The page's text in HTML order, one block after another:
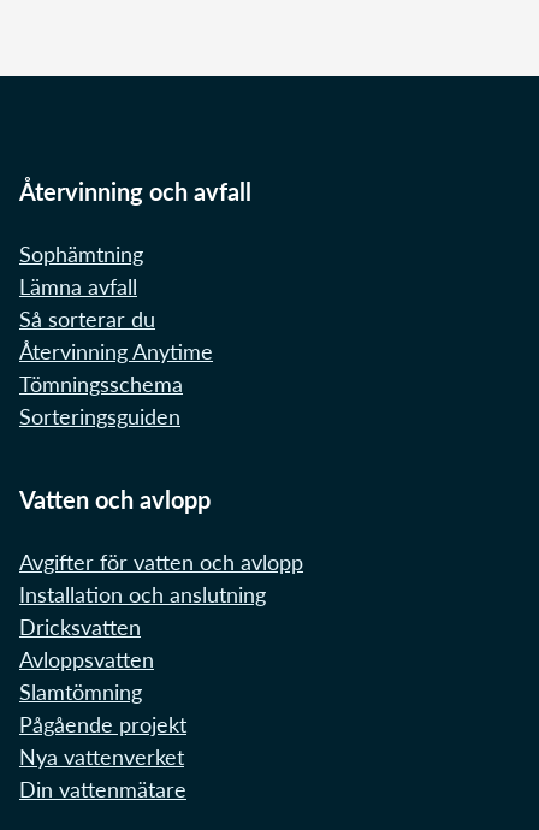
Återvinning och avfall
Sophämtning
Lämna avfall
Så sorterar du
Återvinning Anytime
Tömningsschema
Sorteringsguiden
Vatten och avlopp
Avgifter för vatten och avlopp
Installation och anslutning
Dricksvatten
Avloppsvatten
Slamtömning
Pågående projekt
Nya vattenverket
Din vattenmätare